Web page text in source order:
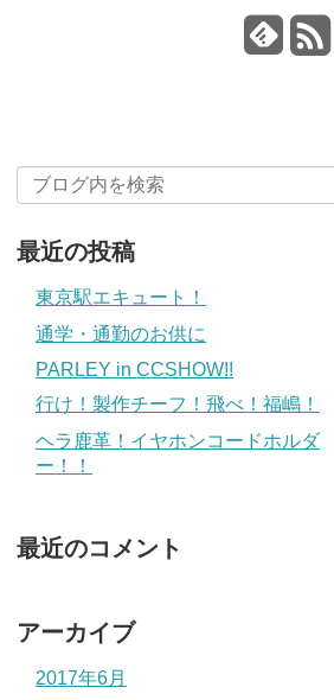
最近の投稿
東京駅エキュート！
通学・通勤のお供に
PARLEY in CCSHOW!!
行け！製作チーフ！飛べ！福嶋！
ヘラ鹿革！イヤホンコードホルダ
ー！！
最近のコメント
アーカイブ
2017年6月